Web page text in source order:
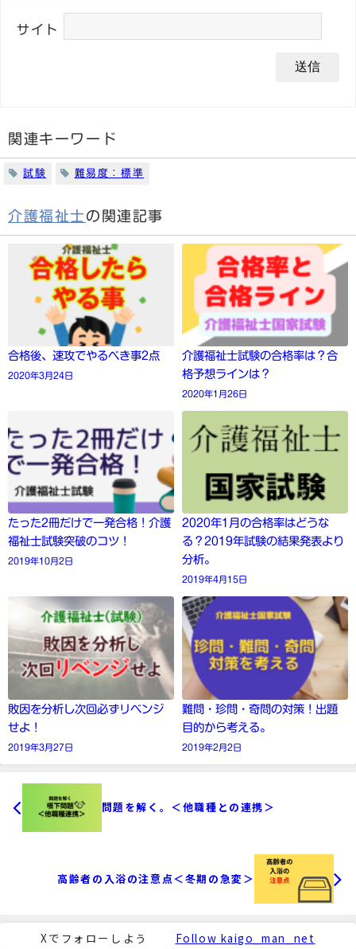
サイト
関連キーワード
試験 難易度：標準
介護福祉士の関連記事
合格後、速攻でやるべき事2点
2020年3月24日
介護福祉士試験の合格率は？合
格予想ラインは？
2020年1月26日
たった2冊だけで一発合格！介護
福祉士試験突破のコツ！
2019年10月2日
2020年1月の合格率はどうな
る？2019年試験の結果発表より
分析。
2019年4月15日
敗因を分析し次回必ずリベンジ
せよ！
2019年3月27日
難問・珍問・奇問の対策！出題
目的から考える。
2019年2月2日
問題を解く。＜他職種との連携＞
高齢者の入浴の注意点＜冬期の急変＞
Xでフォローしよう Follow kaigo_man_net